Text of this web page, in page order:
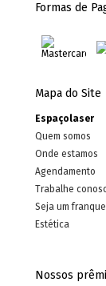
Formas de
Mapa do Site
Espaçolaser
Quem somos
Onde estamos
Agendamento
Trabalhe
Seja um
Estética
Nossos